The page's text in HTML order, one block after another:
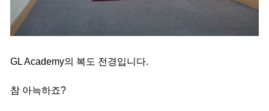
GL Academy의 복도 전경입니다.
참 아늑하죠?